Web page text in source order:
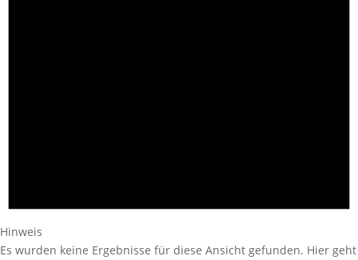
Hinweis
Es wurden keine Ergebnisse für diese Ansicht gefunden. Hier geht